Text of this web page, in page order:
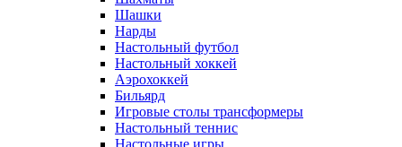
Шашки
Нарды
Настольный футбол
Настольный хоккей
Аэрохоккей
Бильярд
Игровые столы трансформеры
Настольный теннис
Настольные игры